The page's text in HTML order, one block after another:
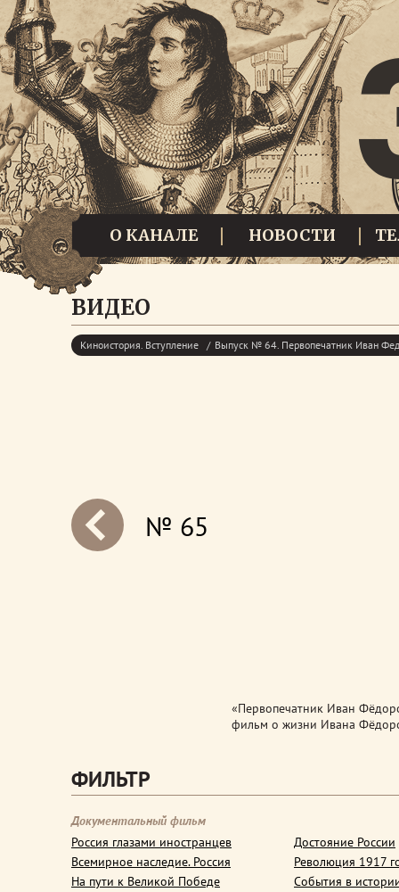
О КАНАЛЕ НОВОСТИ
ВИДЕО
Киноистория. Вступление Выпуск № 64. Первопечатник Иван
№ 65
«Первопечатник Иван
фильм о жизни Ивана
ФИЛЬТР
Документальный фильм
Россия глазами иностранцев
Всемирное наследие. Россия
На пути к Великой Победе
Достояние России
Революция 1917
События в